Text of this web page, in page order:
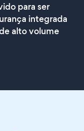
para ser
integrada
alto volume